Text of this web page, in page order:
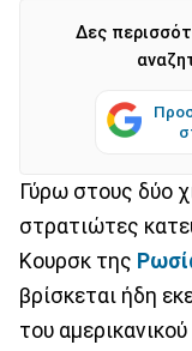
Δες
Γύρω στους δύο
στρατιώτες
Κουρσκ της
βρίσκεται ήδη
του